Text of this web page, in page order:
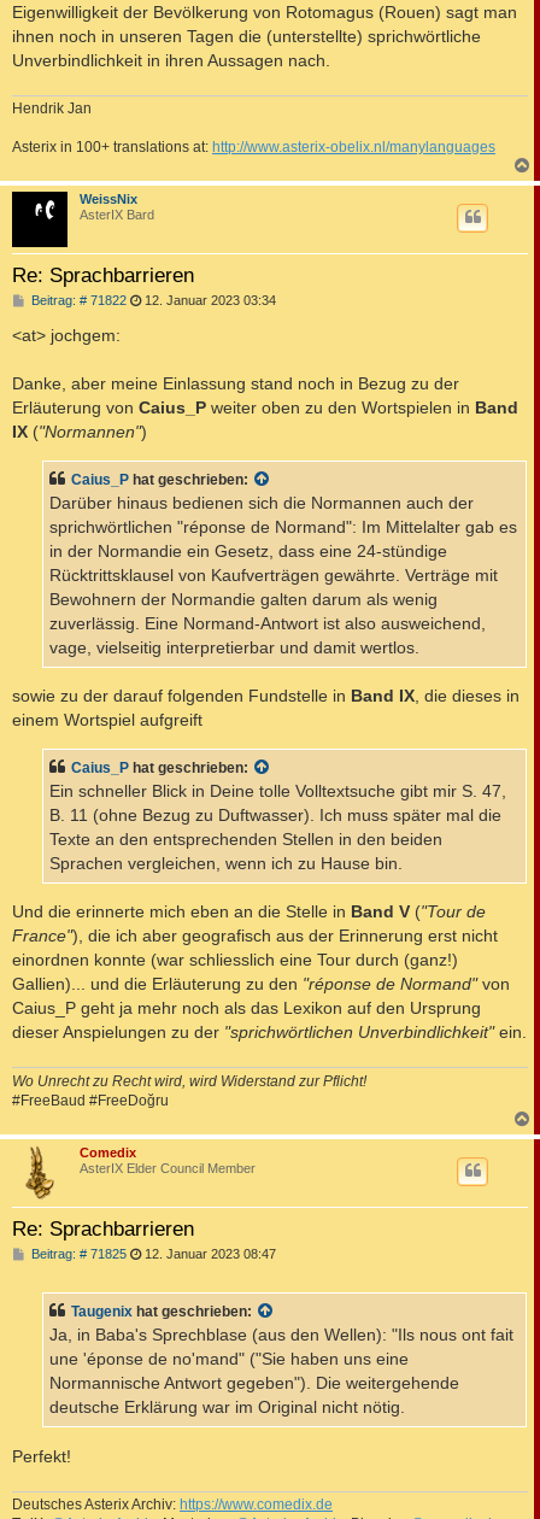
Eigenwilligkeit der Bevölkerung von Rotomagus (Rouen) sagt man
ihnen noch in unseren Tagen die (unterstellte) sprichwörtliche
Unverbindlichkeit in ihren Aussagen nach.
Hendrik Jan
Asterix in 100+ translations at: http://www.asterix-obelix.nl/manylanguages
a
WeissNix
AsterIX Bard
Re: Sprachbarrieren
Beitrag: # 71822B
g
12. Januar 2023 03:34
<at> jochgem:
Danke, aber meine Einlassung stand noch in Bezug zu der
Erläuterung von Caius_P weiter oben zu den Wortspielen in Band
IX ("Normannen")
Caius_P hat geschrieben:
Darüber hinaus bedienen sich die Normannen auch der
sprichwörtlichen "réponse de Normand": Im Mittelalter gab es
in der Normandie ein Gesetz, dass eine 24-stündige
Rücktrittsklausel von Kaufverträgen gewährte. Verträge mit
Bewohnern der Normandie galten darum als wenig
zuverlässig. Eine Normand-Antwort ist also ausweichend,
vage, vielseitig interpretierbar und damit wertlos.
sowie zu der darauf folgenden Fundstelle in Band IX , die dieses in
einem Wortspiel aufgreift
Caius_P hat geschrieben:
Ein schneller Blick in Deine tolle Volltextsuche gibt mir S. 47,
B. 11 (ohne Bezug zu Duftwasser). Ich muss später mal die
Texte an den entsprechenden Stellen in den beiden
Sprachen vergleichen, wenn ich zu Hause bin.
Und die erinnerte mich eben an die Stelle in Band V ("Tour de
France"), die ich aber geografisch aus der Erinnerung erst nicht
einordnen konnte (war schliesslich eine Tour durch (ganz!)
Gallien)... und die Erläuterung zu den "réponse de Normand"von
Caius_P geht ja mehr noch als das Lexikon auf den Ursprung
dieser Anspielungen zu der "sprichwörtlichen Unverbindlichkeit"ein.
Wo Unrecht zu Recht wird, wird Widerstand zur Pflicht!
#FreeBaud #FreeDoğru
a
Comedix
AsterIX Elder Council Member
Re: Sprachbarrieren
Beitrag: # 71825B
r
a
12. Januar 2023 08:47
Taugenix hat geschrieben:
Ja, in Baba's Sprechblase (aus den Wellen): "Ils nous ont fait
une 'éponse de no'mand" ("Sie haben uns eine
Normannische Antwort gegeben"). Die weitergehende
deutsche Erklärung war im Original nicht nötig.
Perfekt!
Deutsches Asterix Archiv: https://www.comedix.de